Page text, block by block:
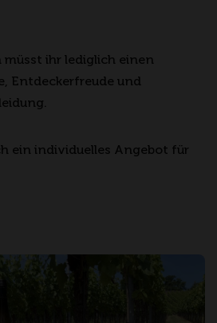
ihr lediglich einen
Entdeckerfreude und
ein individuelles Angebot für